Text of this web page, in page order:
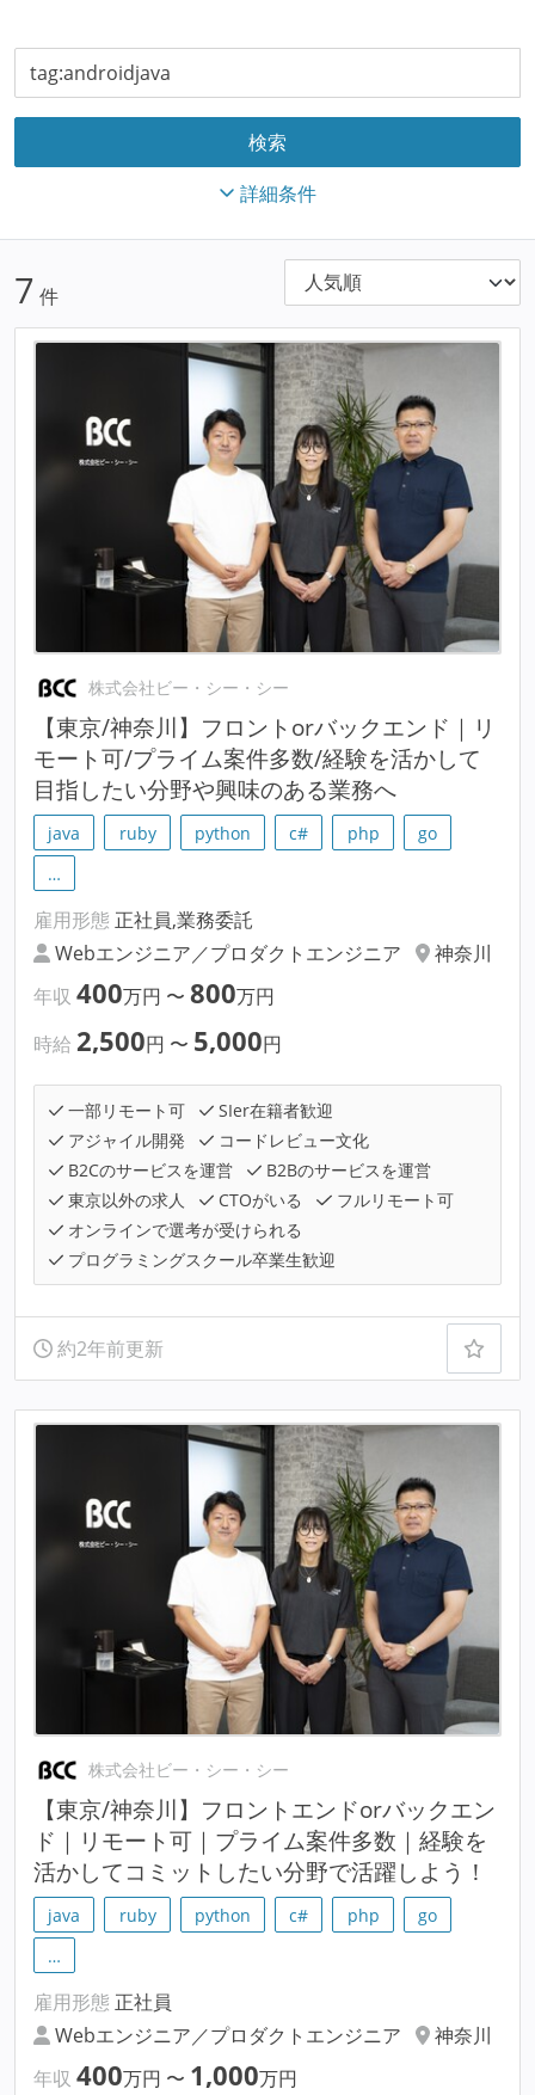
詳細条件
7 件
株式会社ビー・シー・シー
【東京/神奈川】フロントorバックエンド｜リ
モート可/プライム案件多数/経験を活かして
目指したい分野や興味のある業務へ
java ruby python c# php
go
…
雇用形態 正社員,業務委託
Webエンジニア／プロダクトエンジニア
神奈川
年収 400万円 〜 800万円
時給 2,500円 〜 5,000円
一部リモート可
SIer在籍者歓迎
アジャイル開発
コードレビュー文化
B2Cのサービスを運営
B2Bのサービスを運営
東京以外の求人
CTOがいる
フルリモート可
オンラインで選考が受けられる
プログラミングスクール卒業生歓迎
約2年前更新
株式会社ビー・シー・シー
【東京/神奈川】フロントエンドorバックエン
ド｜リモート可｜プライム案件多数｜経験を
活かしてコミットしたい分野で活躍しよう！
java ruby python c# php
go
…
雇用形態 正社員
Webエンジニア／プロダクトエンジニア
神奈川
年収 400万円 〜 1,000万円